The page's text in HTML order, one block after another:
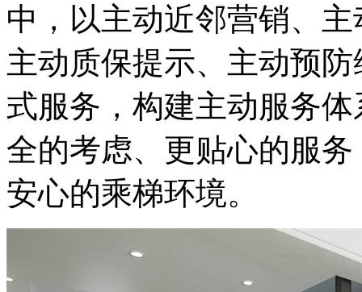
中，以主动近邻营销、
主动质保提示、主动预
式服务，构建主动服务
全的考虑、更贴心的服
安心的乘梯环境。